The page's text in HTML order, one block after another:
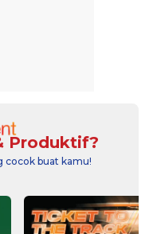
Produktif?
cocok buat kamu!